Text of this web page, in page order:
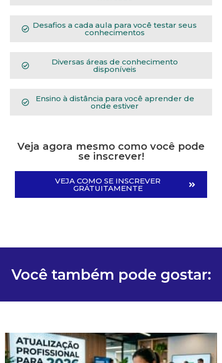
Desafios a cada aula para você testar seus
conhecimentos
Diversas áreas de conhecimento
disponíveis
Ensino à distância para você aprender de
onde estiver
Veja agora mesmo como você pode
se inscrever!
VEJA COMO SE INSCREVER
GRÁTUITAMENTE
Você também pode gostar: